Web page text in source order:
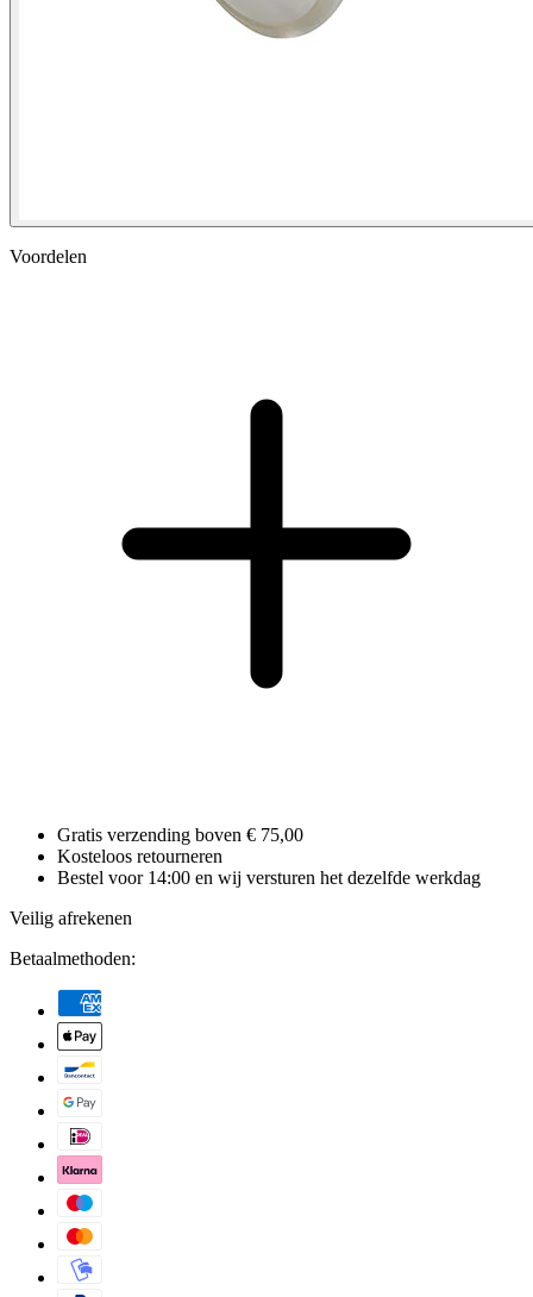
Voordelen
Gratis verzending boven € 75,00
Kosteloos retourneren
Bestel voor 14:00 en wij versturen het dezelfde werkdag
Veilig afrekenen
Betaalmethoden: